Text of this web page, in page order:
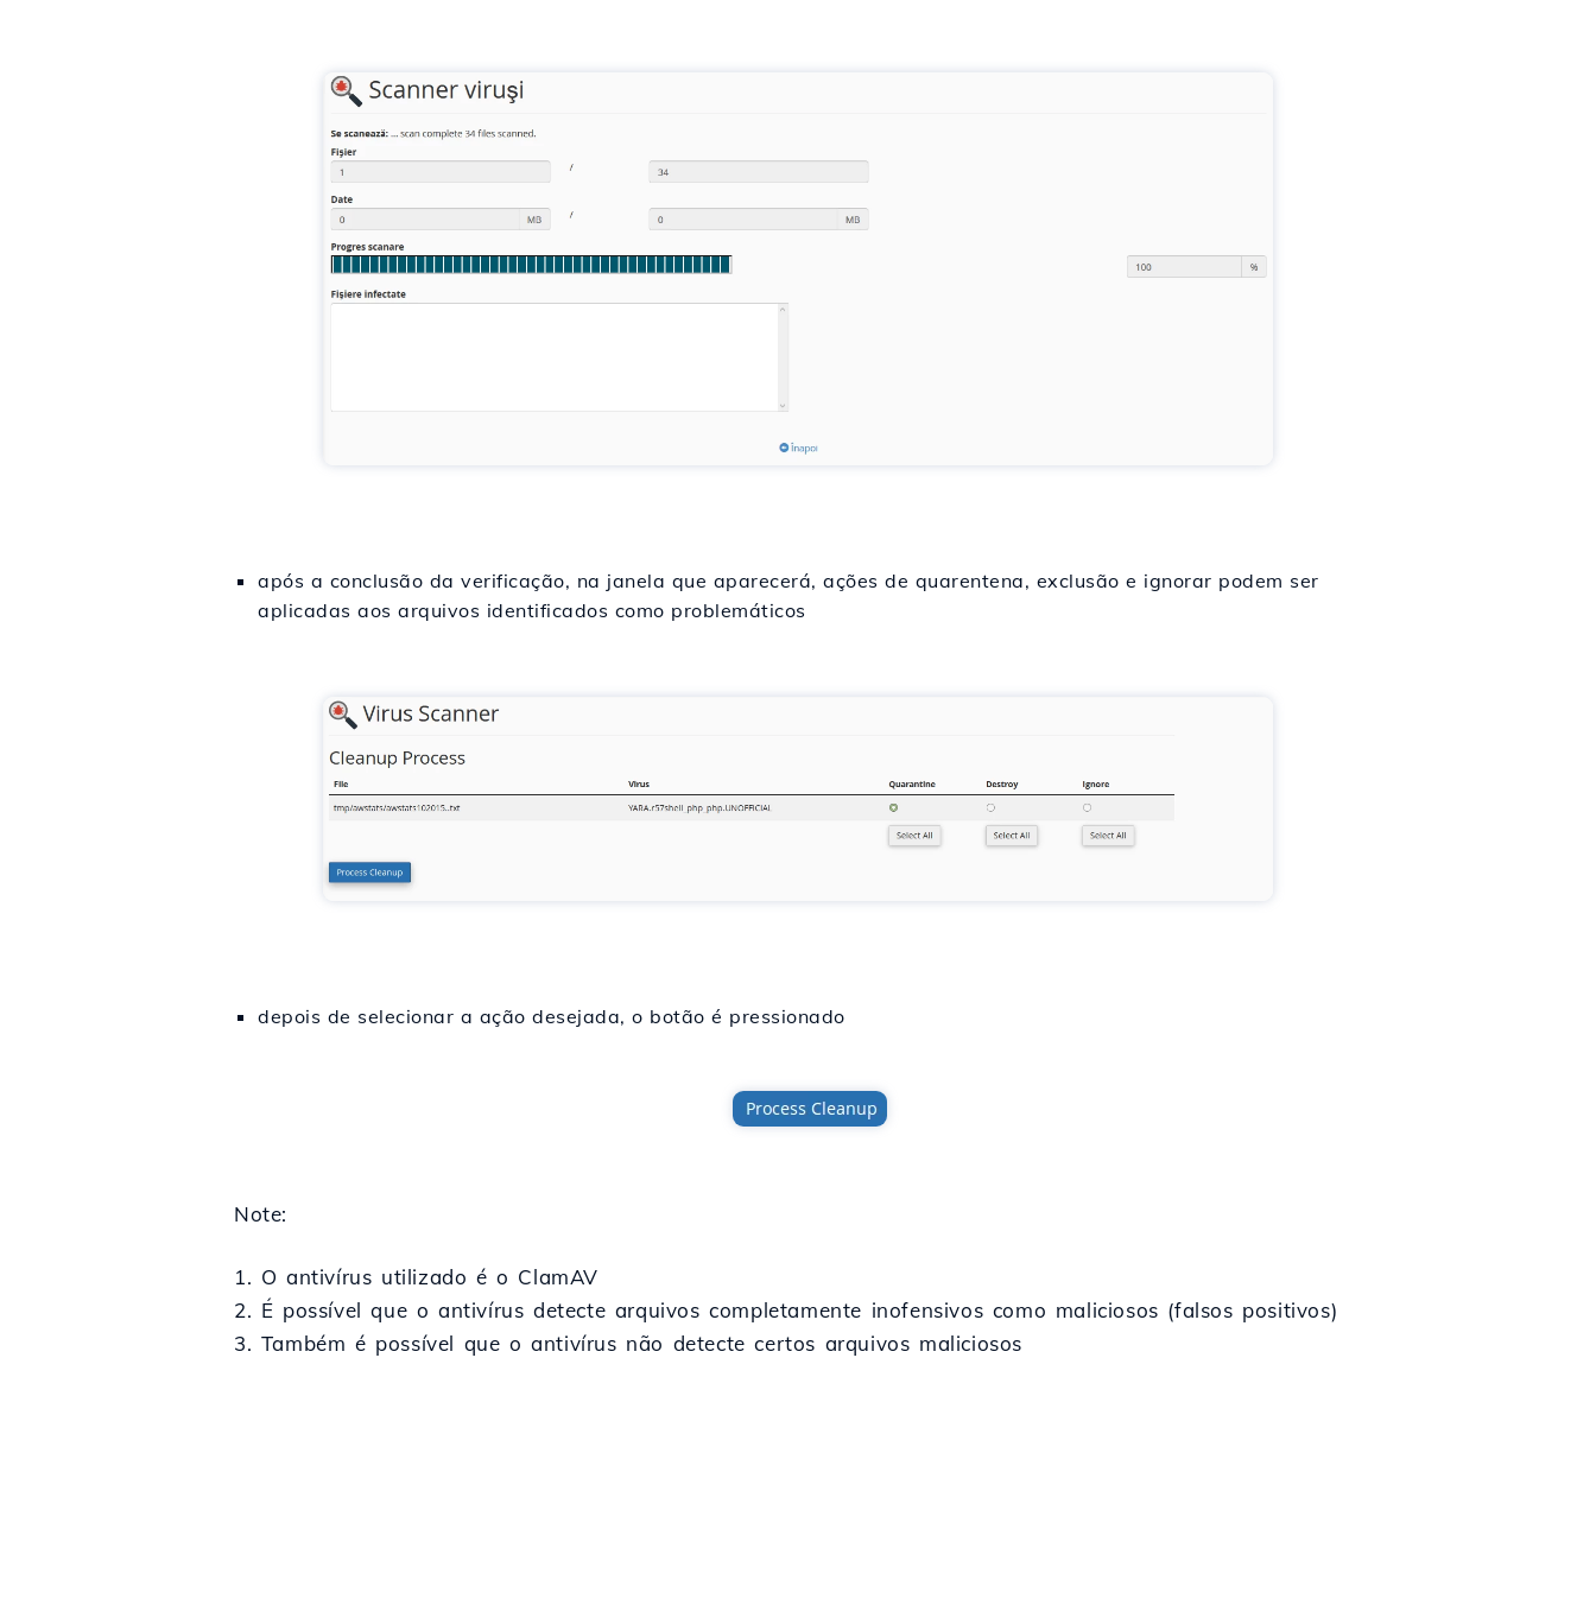
após a conclusão da verificação, na janela que aparecerá, ações de quarentena, exclusão e ignorar podem ser
aplicadas aos arquivos identificados como problemáticos
depois de selecionar a ação desejada, o botão é pressionado
Note:
1. O antivírus utilizado é o ClamAV
2. É possível que o antivírus detecte arquivos completamente inofensivos como maliciosos (falsos positivos)
3. Também é possível que o antivírus não detecte certos arquivos maliciosos